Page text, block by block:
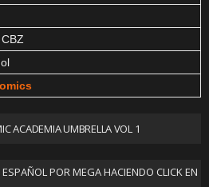
ACADEMIA UMBRELLA VOL 1
POR MEGA HACIENDO CLICK EN